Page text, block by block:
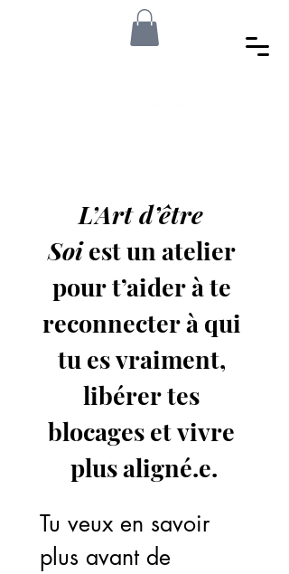
L’Art d’être
Soi est un atelier
pour t’aider à te
reconnecter à qui
tu es vraiment,
libérer tes
blocages et vivre
plus aligné.e.
Tu veux en savoir
plus avant de